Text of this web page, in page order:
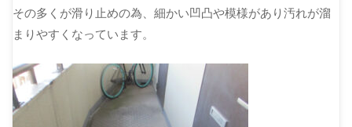
その多くが滑り止めの為、細かい凹凸や模様があり汚れが溜
まりやすくなっています。